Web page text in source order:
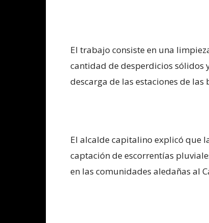
El trabajo consiste en una
cantidad de desperdicios sólidos
descarga de las estaciones de
El alcalde capitalino explicó que
captación de escorrentías
en las comunidades aledañas al